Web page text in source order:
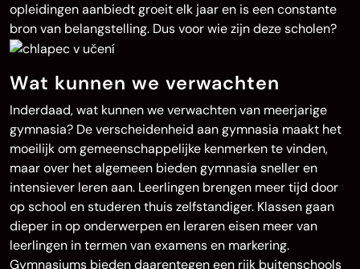
opleidingen aanbiedt groeit elk jaar en is een constante
bron van belangstelling. Dus voor wie zijn deze scholen?
Wat kunnen we verwachten
Inderdaad, wat kunnen we verwachten van meerjarige
gymnasia? De verscheidenheid aan gymnasia maakt het
moeilijk om gemeenschappelijke kenmerken te vinden,
maar over het algemeen bieden gymnasia sneller en
intensiever leren aan. Leerlingen brengen meer tijd door
op school en studeren thuis zelfstandiger. Klassen gaan
dieper in op onderwerpen en leraren eisen meer van
leerlingen in termen van examens en markering.
Gymnasiums bieden daarentegen een rijk buitenschools